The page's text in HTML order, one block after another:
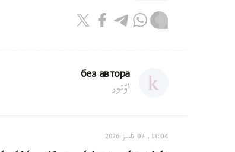
без автора
اۆتور
18:04, 07 تامىز 2026